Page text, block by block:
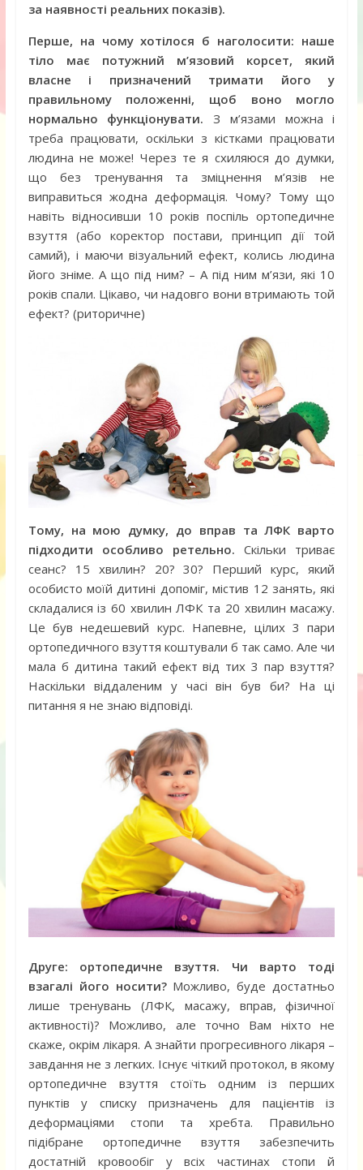
за наявності реальних показів).
Перше, на чому хотілося б наголосити: наше
тіло має потужний м’язовий корсет, який
власне і призначений тримати його у
правильному положенні, щоб воно могло
нормально функціонувати. З м’язами можна і
треба працювати, оскільки з кістками працювати
людина не може! Через те я схиляюся до думки,
що без тренування та зміцнення м’язів не
виправиться жодна деформація. Чому? Тому що
навіть відносивши 10 років поспіль ортопедичне
взуття (або коректор постави, принцип дії той
самий), і маючи візуальний ефект, колись людина
його зніме. А що під ним? – А під ним м’язи, які 10
років спали. Цікаво, чи надовго вони втримають той
ефект? (риторичне)
Тому, на мою думку, до вправ та ЛФК варто
підходити особливо ретельно. Скільки триває
сеанс? 15 хвилин? 20? 30? Перший курс, який
особисто моїй дитині допоміг, містив 12 занять, які
складалися із 60 хвилин ЛФК та 20 хвилин масажу.
Це був недешевий курс. Напевне, цілих 3 пари
ортопедичного взуття коштували б так само. Але чи
мала б дитина такий ефект від тих 3 пар взуття?
Наскільки віддаленим у часі він був би? На ці
питання я не знаю відповіді.
Друге: ортопедичне взуття. Чи варто тоді
взагалі його носити? Можливо, буде достатньо
лише тренувань (ЛФК, масажу, вправ, фізичної
активності)? Можливо, але точно Вам ніхто не
скаже, окрім лікаря. А знайти прогресивного лікаря –
завдання не з легких. Існує чіткий протокол, в якому
ортопедичне взуття стоїть одним із перших
пунктів у списку призначень для пацієнтів із
деформаціями стопи та хребта. Правильно
підібране ортопедичне взуття забезпечить
достатній кровообіг у всіх частинах стопи й